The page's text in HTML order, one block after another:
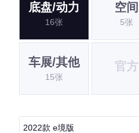
底盘/动力
16张
空间
5张
车展/其他
15张
官方
2022款 e境版